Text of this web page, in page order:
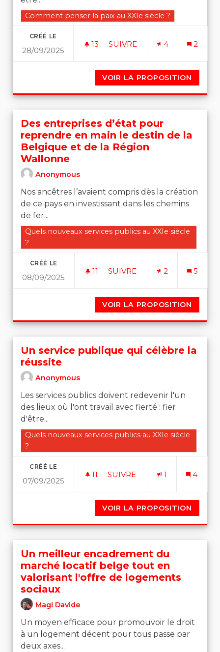
Filtrer les résultats de la catégorie : Comment penser
Comment penser la paix au XXIe siècle ?
CRÉÉ LE
28/09/2025
13 13 ABONNÉS
SUIVRE 4 2
VOIR LA PROPOSITION
Des entreprises d’état pour
reprendre en main le destin de la
Belgique et de la Région
Wallonne
Anonymous
Nos ancêtres l’avaient compris dès la création
de ce pays en investissant dans les chemins
de fer...
Filtrer les résultats de la catégorie : Quels nouveaux
Quels nouveaux services publics au XXIe siècle
?
CRÉÉ LE
08/09/2025
11 11 ABONNÉS
SUIVRE 2 5
VOIR LA PROPOSITION
Un service publique qui célèbre la
réussite
Anonymous
Les services publics doivent redevenir l'un
des lieux où l'ont travail avec fierté : fier
d'être...
Filtrer les résultats de la catégorie : Quels nouveaux
Quels nouveaux services publics au XXIe siècle
?
CRÉÉ LE
07/09/2025
11 11 ABONNÉS
SUIVRE 1 4
VOIR LA PROPOSITION
Un meilleur encadrement du
marché locatif belge tout en
valorisant l'offre de logements
sociaux
Magi Davide
Un moyen efficace pour promouvoir le droit
à un logement décent pour tous passe par
deux axes...